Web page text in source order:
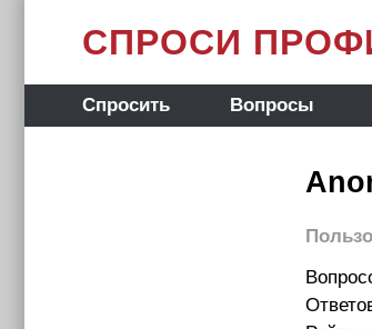
СПРОСИ
Спросить Вопросы